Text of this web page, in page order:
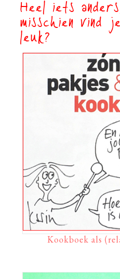
Heel iets
misschien vind
leuk?
Kookboek als